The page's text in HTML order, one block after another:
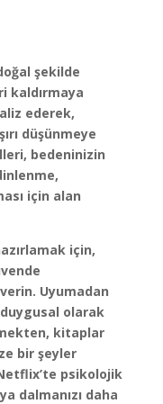
şekilde
kaldırmaya
ederek,
düşünmeye
bedeninizin
için alan
için,
Uyumadan
olarak
kitaplar
bir şeyler
psikolojik
dalmanızı daha